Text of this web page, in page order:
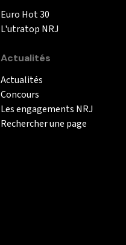
Euro Hot 30
L'utratop NRJ
Actualités
Actualités
Concours
Les engagements NRJ
Rechercher une page